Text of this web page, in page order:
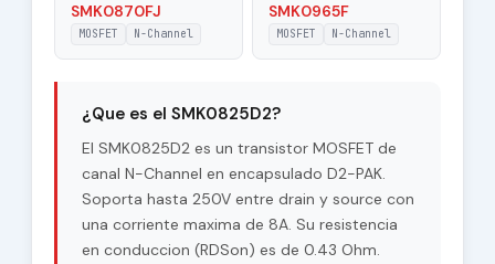
SMK0870FJ
MOSFET N-Channel
SMK0965F
MOSFET N-Channel
¿Que es el SMK0825D2?
El SMK0825D2 es un transistor MOSFET de
canal N-Channel en encapsulado D2-PAK.
Soporta hasta 250V entre drain y source con
una corriente maxima de 8A. Su resistencia
en conduccion (RDSon) es de 0.43 Ohm.